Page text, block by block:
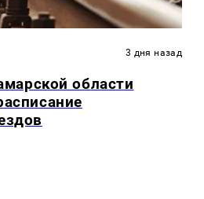
3 дня назад
области